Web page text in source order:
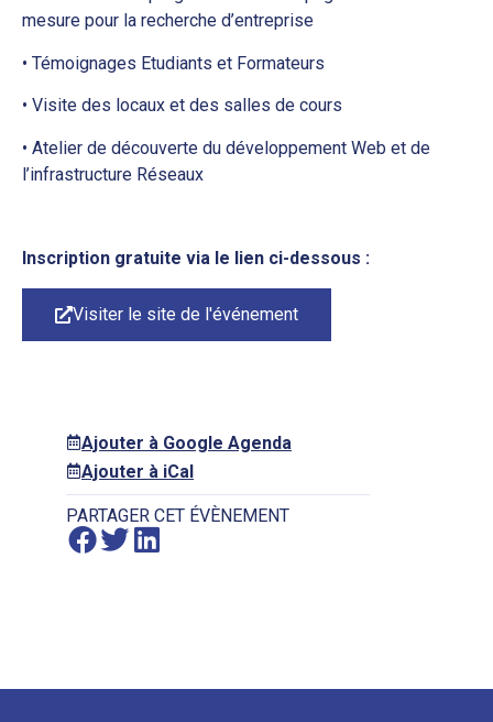
mesure pour la recherche d’entreprise
• Témoignages Etudiants et Formateurs
• Visite des locaux et des salles de cours
• Atelier de découverte du développement Web et de
l’infrastructure Réseaux
Inscription gratuite via le lien ci-dessous :
Visiter le site de l'événement
Ajouter à Google Agenda
Ajouter à iCal
PARTAGER CET ÉVÈNEMENT